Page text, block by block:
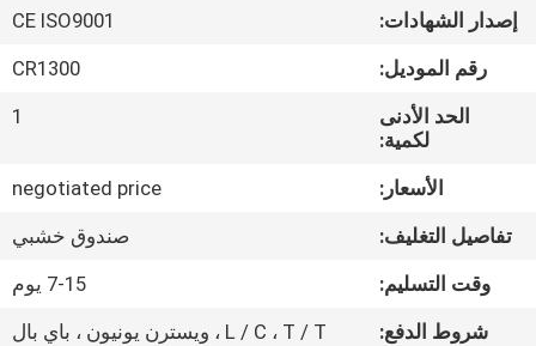
بنا
جولة
المعمل
ضبط
الجودة
إصدار الشهادات:
CE ISO9001
رقم الموديل:
CR1300
الحد الأدنى
لكمية:
1
الأسعار:
negotiated price
تفاصيل التغليف:
صندوق خشبي
وقت التسليم:
7-15 يوم
شروط الدفع:
L / C ، T / T ، ويسترن يونيون ، باي بال